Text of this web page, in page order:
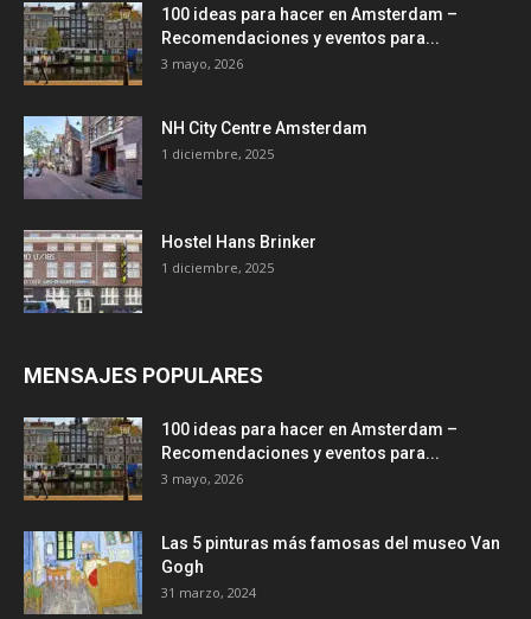
100 ideas para hacer en Amsterdam –
Recomendaciones y eventos para...
3 mayo, 2026
NH City Centre Amsterdam
1 diciembre, 2025
Hostel Hans Brinker
1 diciembre, 2025
MENSAJES POPULARES
100 ideas para hacer en Amsterdam –
Recomendaciones y eventos para...
3 mayo, 2026
Las 5 pinturas más famosas del museo Van
Gogh
31 marzo, 2024